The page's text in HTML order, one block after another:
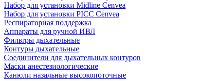
Набор для установки Midline Cenvea
Набор для установки PICC Cenvea
Респираторная поддержка
Аппараты для ручной ИВЛ
Фильтры дыхательные
Контуры дыхательные
Соединители для дыхательных контуров
Маски анестезиологические
Канюли назальные высокопоточные